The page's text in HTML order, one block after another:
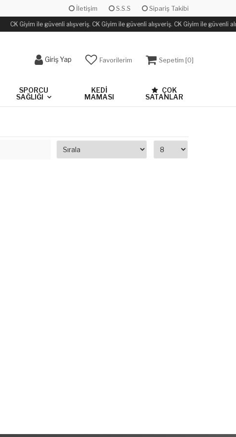
İletişim S.S.S Sipariş Takibi
CK Giyim ile güvenli alışveriş. CK Giyim ile güvenli alışveriş. CK Giyim ile güvenli
Giriş Yap Favorilerim Sepetim [0]
SPORCU
SAĞLIĞI
KEDİ
MAMASI
ÇOK
SATANLAR